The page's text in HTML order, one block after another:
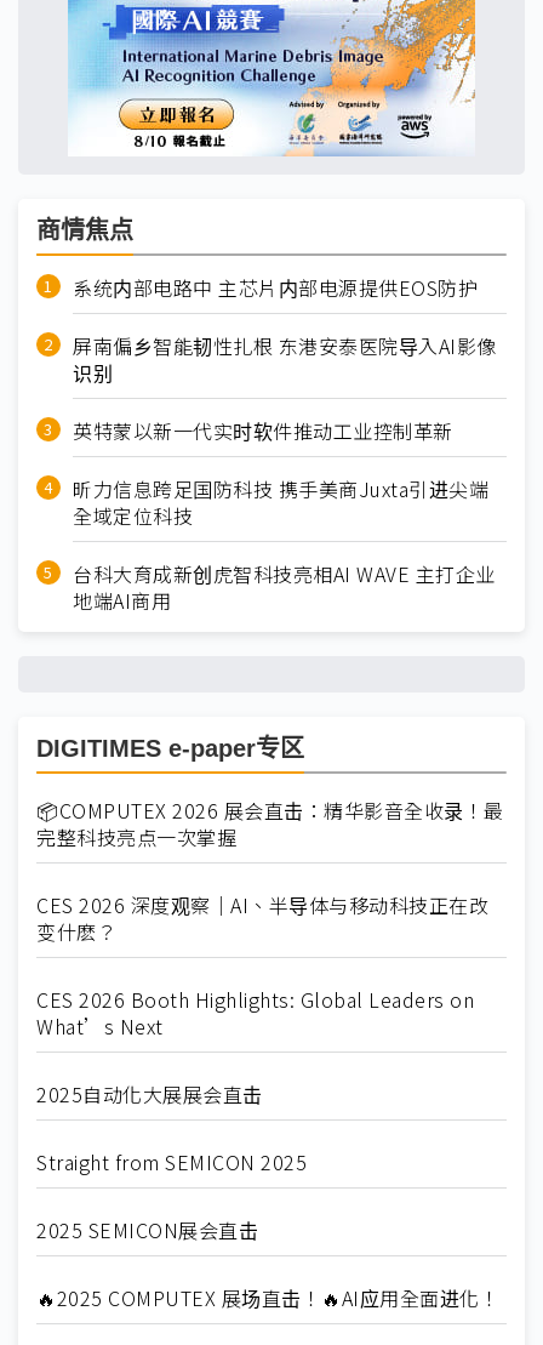
商情焦点
系统内部电路中 主芯片内部电源提供EOS防护
屏南偏乡智能韧性扎根 东港安泰医院导入AI影像
识别
英特蒙以新一代实时软件推动工业控制革新
昕力信息跨足国防科技 携手美商Juxta引进尖端
全域定位科技
台科大育成新创虎智科技亮相AI WAVE 主打企业
地端AI商用
DIGITIMES e-paper专区
📦COMPUTEX 2026 展会直击：精华影音全收录！最
完整科技亮点一次掌握
CES 2026 深度观察｜AI、半导体与移动科技正在改
变什麽？
CES 2026 Booth Highlights: Global Leaders on
What’s Next
2025自动化大展展会直击
Straight from SEMICON 2025
2025 SEMICON展会直击
🔥2025 COMPUTEX 展场直击！🔥AI应用全面进化！